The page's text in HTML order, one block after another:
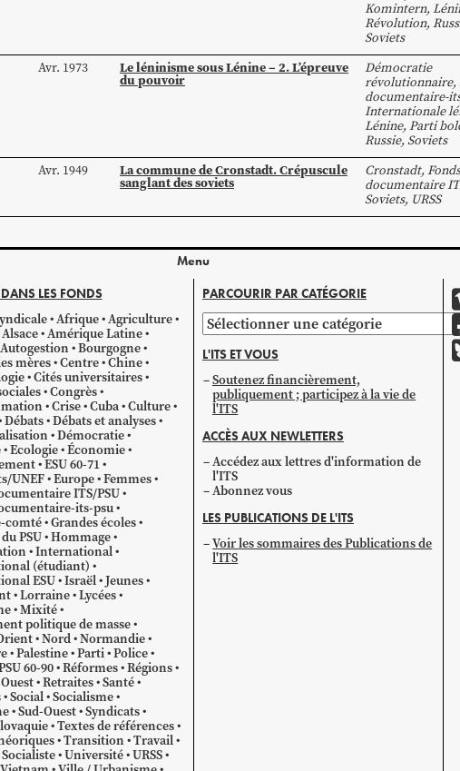
Komintern,
Révolution,
Soviets
Avr. 1973 Le léninisme sous Lénine – 2. L’épreuve
du pouvoir
Démocratie
révolutionnaire,
documentaire-
Internationale
Lénine, Parti
Russie, Soviets
Avr. 1949 La commune de Cronstadt. Crépuscule
sanglant des soviets
Cronstadt, Fonds
documentaire
Soviets, URSS
Menu
LES FONDS
Afrique Agriculture
Alsace Amérique Latine
Autogestion Bourgogne
mères Centre Chine
Cités universitaires
Congrès
Crise Cuba Culture
Débats Débats et analyses
Démocratie
Ecologie Économie
ESU 60-71
UNEF Europe Femmes
ITS/PSU
its-psu
comté Grandes écoles
PSU Hommage
International
(étudiant)
ESU Israël Jeunes
Lorraine Lycées
Mixité
politique de masse
Nord Normandie
Palestine Parti Police
60-90 Réformes Régions
Retraites Santé
Social Socialisme
Sud-Ouest Syndicats
Textes de références
Transition Travail
Université URSS
PARCOURIR PAR CATÉGORIE
Parcourir
par
catégorie
L'ITS ET VOUS
Soutenez financièrement,
publiquement ; participez à la vie de
l'ITS
ACCÈS AUX NEWLETTERS
Accédez aux lettres d'information de
l'ITS
Abonnez vous
LES PUBLICATIONS DE L'ITS
Voir les sommaires des Publications de
l'ITS